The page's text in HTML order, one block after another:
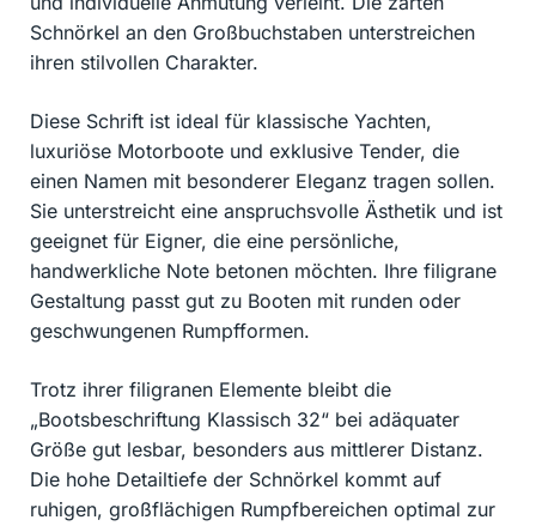
Schnörkel an den Großbuchstaben unterstreichen
ihren stilvollen Charakter.
Diese Schrift ist ideal für klassische Yachten,
luxuriöse Motorboote und exklusive Tender, die
einen Namen mit besonderer Eleganz tragen sollen.
Sie unterstreicht eine anspruchsvolle Ästhetik und ist
geeignet für Eigner, die eine persönliche,
handwerkliche Note betonen möchten. Ihre filigrane
Gestaltung passt gut zu Booten mit runden oder
geschwungenen Rumpfformen.
Trotz ihrer filigranen Elemente bleibt die
„Bootsbeschriftung Klassisch 32“ bei adäquater
Größe gut lesbar, besonders aus mittlerer Distanz.
Die hohe Detailtiefe der Schnörkel kommt auf
ruhigen, großflächigen Rumpfbereichen optimal zur